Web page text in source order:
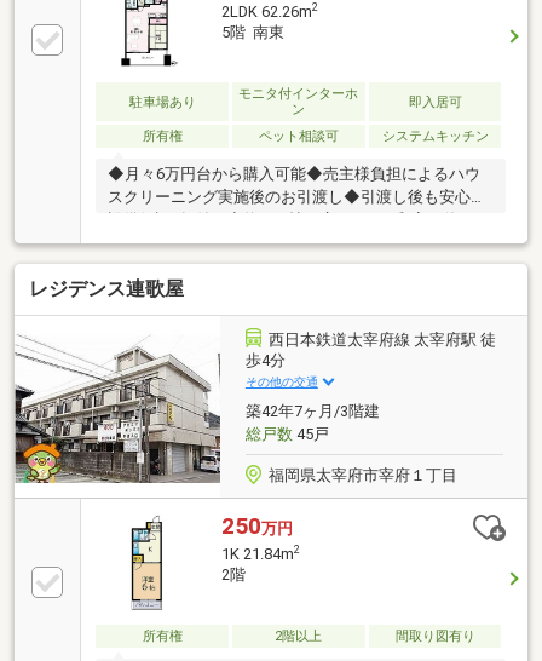
2LDK 62.26m2
5階 南東
駐車場あり
モニタ付インターホ
ン
即入居可
所有権 ペット相談可 システムキッチン
◆月々6万円台から購入可能◆売主様負担によるハウ
スクリーニング実施後のお引渡し◆引渡し後も安心の
すい間取り◆5階部分につき陽当たり・通風・眺望良
好◆ペット相談可能（規約の範囲内）◆西鉄二日市駅
徒歩9分、JR利用で博多方面へのアクセス良好◆イオ
ン二日市・レガネット徒歩圏内◆イオンモール筑紫
野・ゆめタウン筑紫野も利用しやすい住環境◆重厚感
のあるエントランスと管理の行き届いた共用部分も魅
力◆室内状態良好。購入後のリフォーム費用を抑えて
新生活をスタートできます。
レジデンス連歌屋
西日本鉄道太宰府線 太宰府駅 徒
歩4分
その他の交通
築42年7ヶ月/3階建
総戸数45戸
福岡県太宰府市宰府１丁目
250万円
1K 21.84m2
2階
所有権 2階以上 間取り図有り